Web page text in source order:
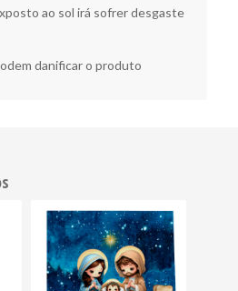
ao sol irá sofrer desgaste
danificar o produto